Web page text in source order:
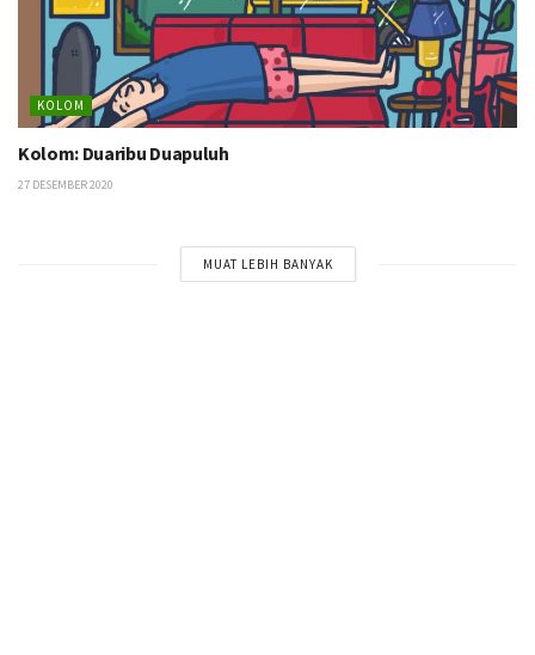
KOLOM
Kolom: Duaribu Duapuluh
27 DESEMBER 2020
MUAT LEBIH BANYAK